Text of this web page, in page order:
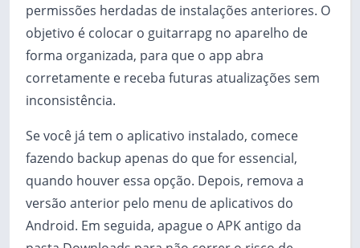
permissões herdadas de instalações anteriores. O
objetivo é colocar o guitarrapg no aparelho de
forma organizada, para que o app abra
corretamente e receba futuras atualizações sem
inconsistência.
Se você já tem o aplicativo instalado, comece
fazendo backup apenas do que for essencial,
quando houver essa opção. Depois, remova a
versão anterior pelo menu de aplicativos do
Android. Em seguida, apague o APK antigo da